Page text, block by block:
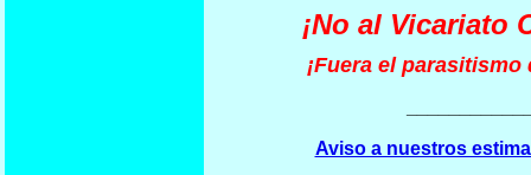
¡No al Vicariato
¡Fuera el parasitismo
Aviso a nuestros